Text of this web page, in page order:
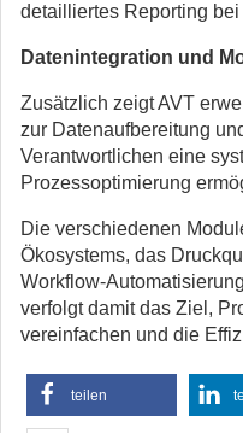
detailliertes Reporting
Datenintegration und
Zusätzlich zeigt AVT
zur Datenaufbereitung
Verantwortlichen eine
Prozessoptimierung
Die verschiedenen
Ökosystems, das
Workflow-
verfolgt damit das Ziel,
vereinfachen und die
teilen